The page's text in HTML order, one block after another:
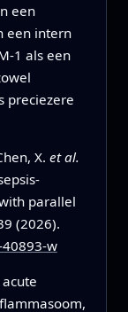
een
een intern
1 als een
preciezere
X. et al.
parallel
(2026).
w